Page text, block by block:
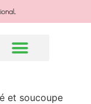
et soucoupe